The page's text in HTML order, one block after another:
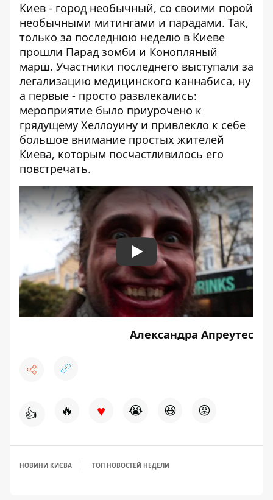
Киев - город необычный, со своими порой
необычными митингами и парадами. Так,
только за последнюю неделю в Киеве
прошли Парад зомби и Конопляный
марш. Участники последнего выступали за
легализацию медицинского каннабиса, ну
а первые - просто развлекались:
мероприятие было приурочено к
грядущему Хеллоуину и привлекло к себе
большое внимание простых жителей
Киева, которым посчастливилось его
повстречать.
Play
Александра Апреутес
👍 🔥 ♥ 😭 😆 😡
НОВИНИ КИЄВА ТОП НОВОСТЕЙ НЕДЕЛИ